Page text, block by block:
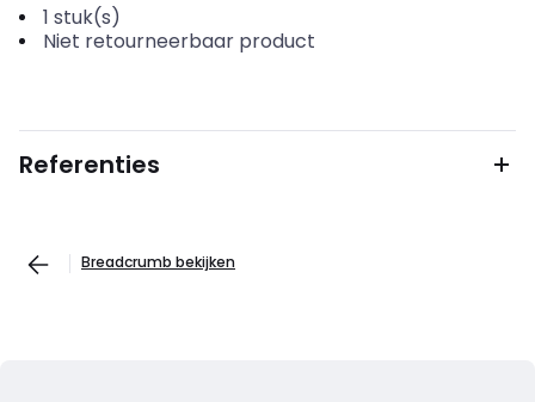
1 stuk(s)
Niet retourneerbaar product
Referenties
Breadcrumb bekijken